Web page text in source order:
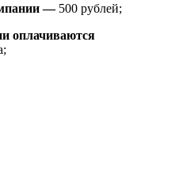
—500 рублей;
оплачиваются